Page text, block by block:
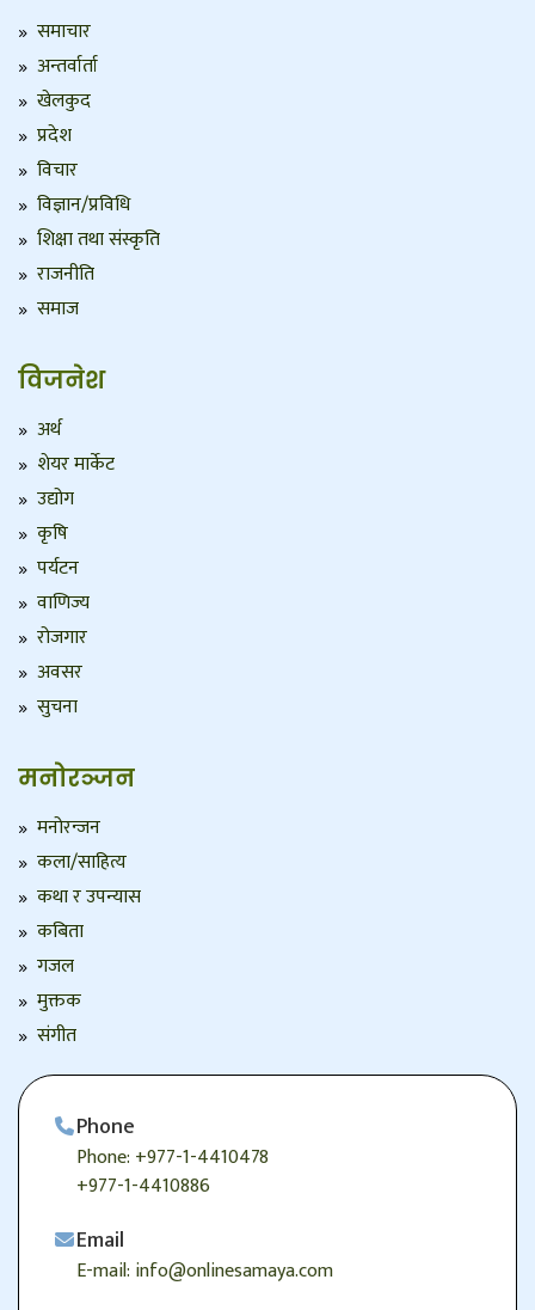
समाचार
अन्तर्वार्ता
खेलकुद
प्रदेश
विचार
विज्ञान/प्रविधि
शिक्षा तथा संस्कृति
राजनीति
समाज
विजनेश
अर्थ
शेयर मार्केट
उद्योग
कृषि
पर्यटन
वाणिज्य
रोजगार
अवसर
सुचना
मनोरञ्जन
मनोरन्जन
कला/साहित्य
कथा र उपन्यास
कबिता
गजल
मुक्तक
संगीत
Phone
Phone: +977-1-4410478
+977-1-4410886
Email
E-mail: info@onlinesamaya.com